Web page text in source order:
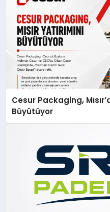
Cesur Packaging,
Büyütüyor